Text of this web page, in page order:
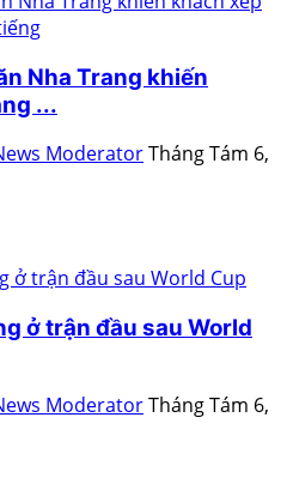
Nha Trang khiến
...
ModeratorTháng Tám 6,
ở trận đầu sau World
ModeratorTháng Tám 6,